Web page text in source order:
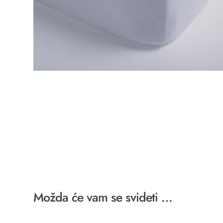
Možda će vam se svideti …